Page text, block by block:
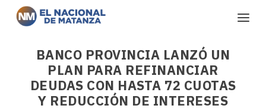
BANCO PROVINCIA LANZÓ UN
PLAN PARA REFINANCIAR
DEUDAS CON HASTA 72 CUOTAS
Y REDUCCIÓN DE INTERESES